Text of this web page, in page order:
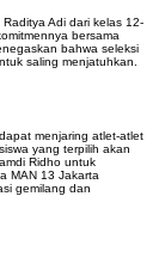
Adi dari kelas 12-
bersama
bahwa seleksi
saling menjatuhkan.
menjaring atlet-atlet
yang terpilih akan
Ridho untuk
MAN 13 Jakarta
gemilang dan